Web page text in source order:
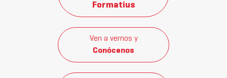
Formatius
Ven a vernos y
Conócenos